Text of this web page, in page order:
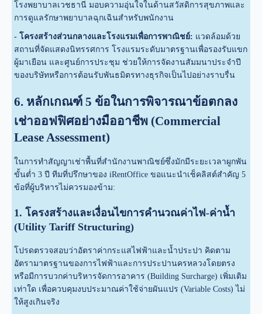
โรงพยาบาลเวชธานี มอบความอุ่นใจในด้านสวัสดิการสุขภาพและ
การดูแลรักษาพยาบาลฉุกเฉินสำหรับพนักงาน
- โครงสร้างส่วนกลางและโรงแรมเพื่อการพาณิชย์: แวดล้อมด้วย
สถานที่จัดแสดงนิทรรศการ โรงแรมระดับมาตรฐานเพื่อรองรับแขก
ผู้มาเยือน และศูนย์การประชุม ช่วยให้การจัดงานสัมมนาประจำปี
ของบริษัทหรือการต้อนรับพันธมิตรทางธุรกิจเป็นไปอย่างราบรื่น
6. หลักเกณฑ์ 5 ข้อในการพิจารณาข้อตกลง
เช่าออฟฟิศอย่างมืออาชีพ (Commercial
Lease Assessment)
ในการทำสัญญาเช่าพื้นที่สำนักงานพาณิชย์ซึ่งมักมีระยะเวลาผูกพัน
ขั้นต่ำ 3 ปี ทีมที่ปรึกษาของ iRentOffice ขอแนะนำเช็คลิสต์สำคัญ 5
ข้อที่ผู้บริหารไม่ควรมองข้าม:
1. โครงสร้างและเงื่อนไขการคำนวณค่าไฟ-ค่าน้ำ
(Utility Tariff Structuring)
โปรดตรวจสอบว่าอัตราค่ากระแสไฟฟ้าและน้ำประปา คิดตาม
อัตรามาตรฐานของการไฟฟ้าและการประปานครหลวงโดยตรง
หรือมีการบวกค่าบริหารจัดการอาคาร (Building Surcharge) เพิ่มเติม
เท่าใด เพื่อควบคุมงบประมาณค่าใช้จ่ายผันแปร (Variable Costs) ไม่
ให้สูงเกินจริง